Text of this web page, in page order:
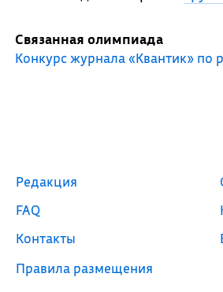
Связанная олимпиада
Конкурс журнала «Квантик» по
Редакция
FAQ
Контакты
Правила размещения